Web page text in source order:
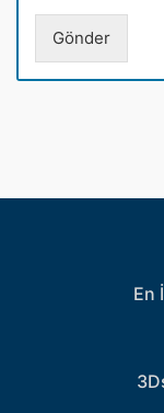
a
Gönder
En